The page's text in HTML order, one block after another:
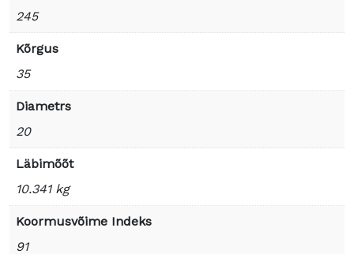
245
Kõrgus
35
Diametrs
20
Läbimõõt
10.341 kg
Koormusvõime Indeks
91